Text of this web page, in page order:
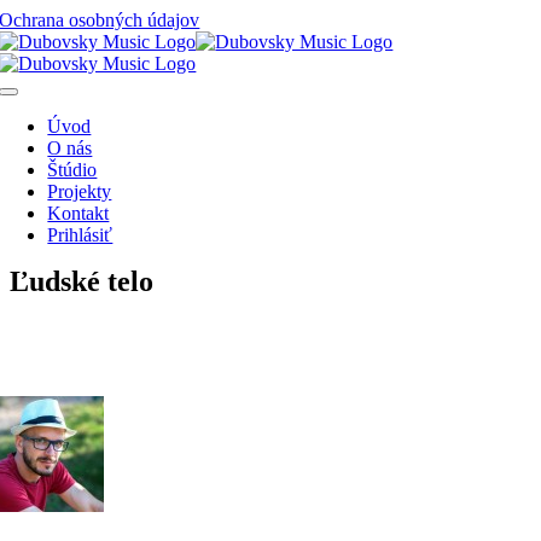
Skip
to
content
Ochrana osobných údajov
Toggle
Navigation
Úvod
O nás
Štúdio
Projekty
Kontakt
Prihlásiť
Ľudské telo